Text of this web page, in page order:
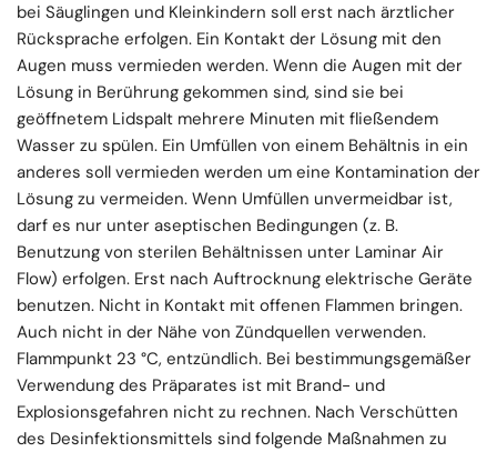
bei Säuglingen und Kleinkindern soll erst nach ärztlicher
Rücksprache erfolgen. Ein Kontakt der Lösung mit den
Augen muss vermieden werden. Wenn die Augen mit der
Lösung in Berührung gekommen sind, sind sie bei
geöffnetem Lidspalt mehrere Minuten mit fließendem
Wasser zu spülen. Ein Umfüllen von einem Behältnis in ein
anderes soll vermieden werden um eine Kontamination der
Lösung zu vermeiden. Wenn Umfüllen unvermeidbar ist,
darf es nur unter aseptischen Bedingungen (z. B.
Benutzung von sterilen Behältnissen unter Laminar Air
Flow) erfolgen. Erst nach Auftrocknung elektrische Geräte
benutzen. Nicht in Kontakt mit offenen Flammen bringen.
Auch nicht in der Nähe von Zündquellen verwenden.
Flammpunkt 23 °C, entzündlich. Bei bestimmungsgemäßer
Verwendung des Präparates ist mit Brand- und
Explosionsgefahren nicht zu rechnen. Nach Verschütten
des Desinfektionsmittels sind folgende Maßnahmen zu